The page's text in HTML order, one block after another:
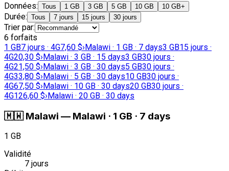
Données: Tous 1 GB 3 GB 5 GB 10 GB 10 GB+
Durée: Tous 7 jours 15 jours 30 jours
Trier par:
6 forfaits
1 GB7 jours · 4G7,60 $›Malawi · 1 GB · 7 days3 GB15 jours ·
4G20,30 $›Malawi · 3 GB · 15 days3 GB30 jours ·
4G21,50 $›Malawi · 3 GB · 30 days5 GB30 jours ·
4G33,80 $›Malawi · 5 GB · 30 days10 GB30 jours ·
4G67,50 $›Malawi · 10 GB · 30 days20 GB30 jours ·
4G126,60 $›Malawi · 20 GB · 30 days
🇲🇼 Malawi — Malawi · 1 GB · 7 days
1 GB
Validité
7 jours